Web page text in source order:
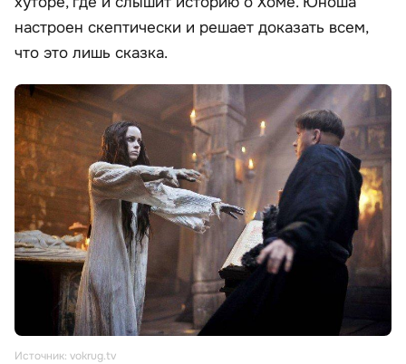
настроен скептически и решает доказать всем,
что это лишь сказка.
Источник: vokrug.tv